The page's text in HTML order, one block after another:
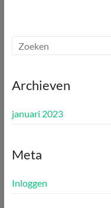
Archieven
januari 2023
Meta
Inloggen